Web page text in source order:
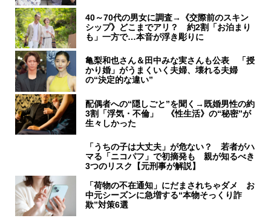
40～70代の男女に調査→《交際前のスキン
シップ》どこまでアリ？ 約2割「お泊まり
も」一方で…本音が浮き彫りに
亀梨和也さん＆田中みな実さんも公表 「授
かり婚」がうまくいく夫婦、壊れる夫婦
の“決定的な違い”
配偶者への“隠しごと”を聞く→既婚男性の約
3割「浮気・不倫」 《性生活》の“秘密”が
生々しかった
「うちの子は大丈夫」が危ない？ 若者がハ
マる「ニコパフ」で初摘発も 親が知るべき
3つのリスク【元刑事が解説】
「荷物の不在通知」にだまされちゃダメ お
中元シーズンに急増する“本物そっくり詐
欺”対策6選